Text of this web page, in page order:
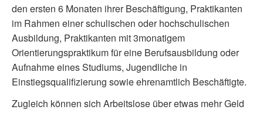
den ersten 6 Monaten ihrer Beschäftigung, Praktikanten
im Rahmen einer schulischen oder hochschulischen
Ausbildung, Praktikanten mit 3monatigem
Orientierungspraktikum für eine Berufsausbildung oder
Aufnahme eines Studiums, Jugendliche in
Einstiegsqualifizierung sowie ehrenamtlich Beschäftigte.
Zugleich können sich Arbeitslose über etwas mehr Geld